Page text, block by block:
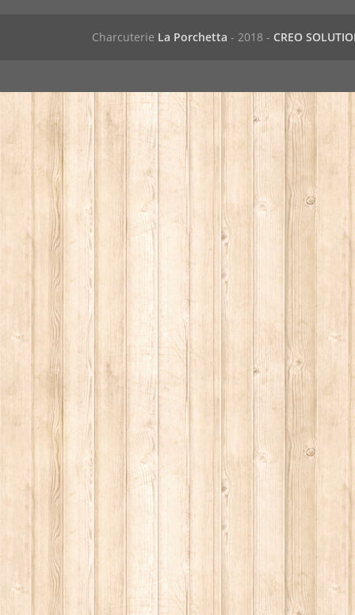
Charcuterie La Porchetta - 2018 - CREO